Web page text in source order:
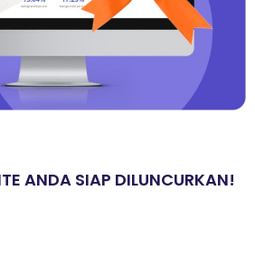
ANDA SIAP DILUNCURKAN!